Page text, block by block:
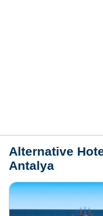
Alternative
Antalya